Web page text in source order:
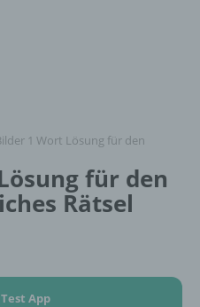
1 Wort Lösung für den
für den
Rätsel
App